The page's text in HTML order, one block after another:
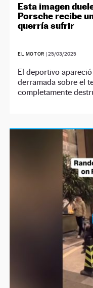
Esta imagen
Porsche recibe
querría sufrir
EL MOTOR |25/03/2025
El deportivo
derramada sobre el
completamente